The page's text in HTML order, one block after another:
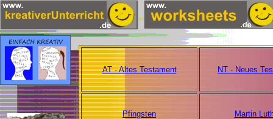
AT - Altes Testament NT - Neues
Pfingsten Martin